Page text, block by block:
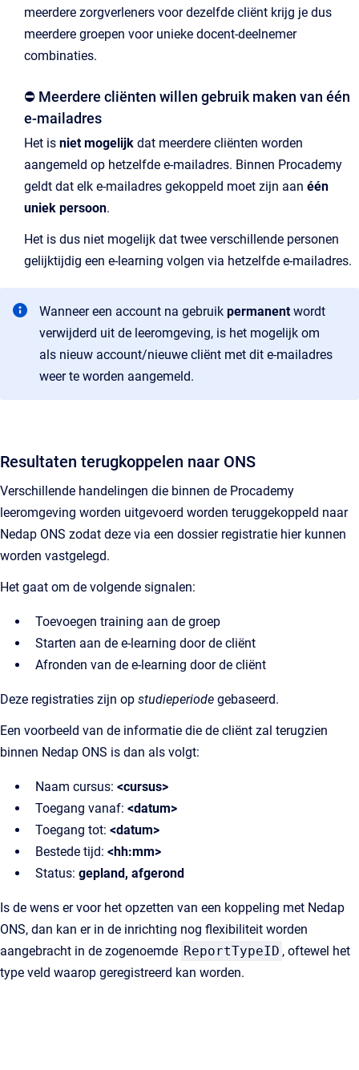
meerdere zorgverleners voor dezelfde cliënt krijg je dus
meerdere groepen voor unieke docent-deelnemer
combinaties.
⛔️ Meerdere cliënten willen gebruik maken van één
e-mailadres
Het is niet mogelijk dat meerdere cliënten worden
aangemeld op hetzelfde e-mailadres. Binnen Procademy
geldt dat elk e-mailadres gekoppeld moet zijn aan één
uniek persoon.
Het is dus niet mogelijk dat twee verschillende personen
gelijktijdig een e-learning volgen via hetzelfde e-mailadres.
Wanneer een account na gebruik permanent wordt
verwijderd uit de leeromgeving, is het mogelijk om
als nieuw account/nieuwe cliënt met dit e-mailadres
weer te worden aangemeld.
Resultaten terugkoppelen naar ONS
Verschillende handelingen die binnen de Procademy
leeromgeving worden uitgevoerd worden teruggekoppeld naar
Nedap ONS zodat deze via een dossier registratie hier kunnen
worden vastgelegd.
Het gaat om de volgende signalen:
Toevoegen training aan de groep
Starten aan de e-learning door de cliënt
Afronden van de e-learning door de cliënt
Deze registraties zijn op studieperiode gebaseerd.
Een voorbeeld van de informatie die de cliënt zal terugzien
binnen Nedap ONS is dan als volgt:
Naam cursus: <cursus>
Toegang vanaf: <datum>
Toegang tot: <datum>
Bestede tijd: <hh:mm>
Status: gepland, afgerond
Is de wens er voor het opzetten van een koppeling met Nedap
ONS, dan kan er in de inrichting nog flexibiliteit worden
aangebracht in de zogenoemde ReportTypeID , oftewel het
type veld waarop geregistreerd kan worden.